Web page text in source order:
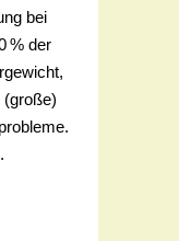
bei
% der
(große)